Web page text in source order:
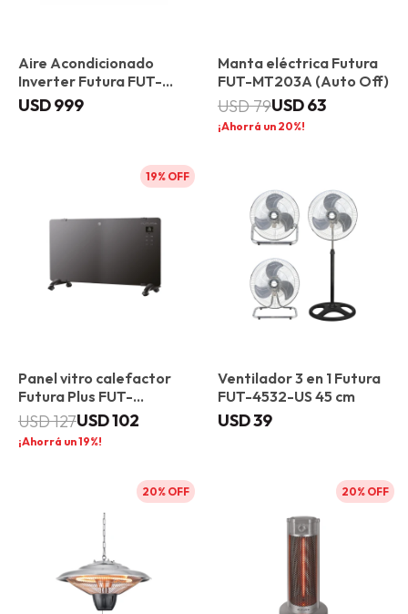
Aire Acondicionado
Inverter Futura FUT-
IN24-A 24000 BTU
USD999
Manta eléctrica Futura
FUT-MT203A (Auto Off)
USD63
USD79
20
19
Panel vitro calefactor
Futura Plus FUT-
VP2000USD102
USD127
19
Ventilador 3 en 1 Futura
FUT-4532-US 45 cm
USD39
20 20